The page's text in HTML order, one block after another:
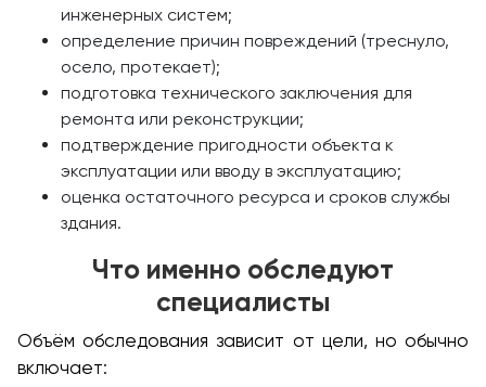
инженерных систем;
определение причин повреждений (треснуло,
осело, протекает);
подготовка технического заключения для
ремонта или реконструкции;
подтверждение пригодности объекта к
эксплуатации или вводу в эксплуатацию;
оценка остаточного ресурса и сроков службы
здания.
Что именно обследуют
специалисты
Объём обследования зависит от цели, но обычно
включает: